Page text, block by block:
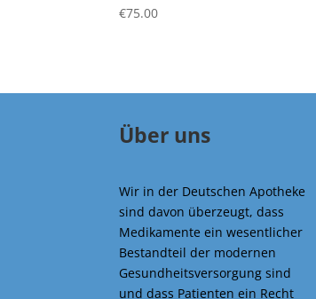
€75.00
Über uns
Wir in der Deutschen Apotheke
sind davon überzeugt, dass
Medikamente ein wesentlicher
Bestandteil der modernen
Gesundheitsversorgung sind
und dass Patienten ein Recht